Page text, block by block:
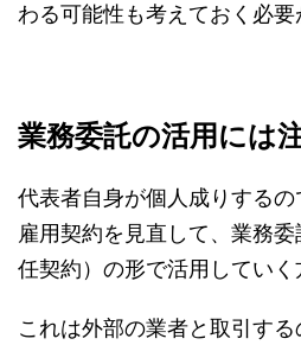
わる可能性も考えておく必要
業務委託の活用には
代表者自身が個人成りする
雇用契約を見直して、業務
任契約）の形で活用していく
これは外部の業者と取引す